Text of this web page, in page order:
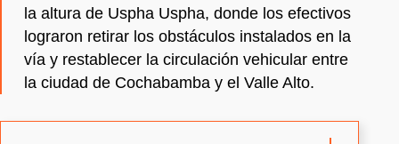
la altura de Uspha Uspha, donde los efectivos
lograron retirar los obstáculos instalados en la
vía y restablecer la circulación vehicular entre
la ciudad de Cochabamba y el Valle Alto.